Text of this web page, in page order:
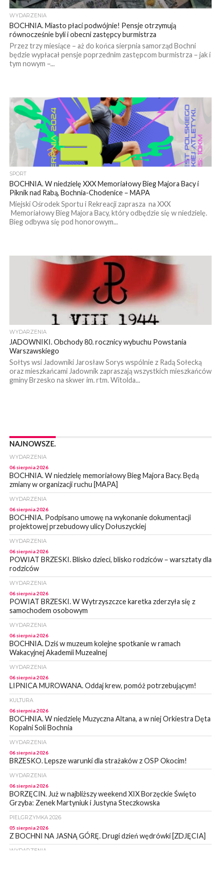
WYDARZENIA
BOCHNIA. Miasto płaci podwójnie! Pensje otrzymują
równocześnie byli i obecni zastępcy burmistrza
Przez trzy miesiące – aż do końca sierpnia samorząd Bochni
będzie wypłacał pensje poprzednim zastępcom burmistrza – jak i
tym nowym –...
SPORT
BOCHNIA. W niedzielę XXX Memoriałowy Bieg Majora Bacy i
Piknik nad Rabą, Bochnia-Chodenice – MAPA
Miejski Ośrodek Sportu i Rekreacji zaprasza na XXX
Memoriałowy Bieg Majora Bacy, który odbędzie się w niedzielę.
Bieg odbywa się pod honorowym...
WYDARZENIA
JADOWNIKI. Obchody 80. rocznicy wybuchu Powstania
Warszawskiego
Sołtys wsi Jadowniki Jarosław Sorys wspólnie z Radą Sołecką
oraz mieszkańcami Jadownik zapraszają wszystkich mieszkańców
gminy Brzesko na skwer im. rtm. Witolda...
NAJNOWSZE.
WYDARZENIA
06 sierpnia 2026
BOCHNIA. W niedzielę memoriałowy Bieg Majora Bacy. Będą
zmiany w organizacji ruchu [MAPA]
WYDARZENIA
06 sierpnia 2026
BOCHNIA. Podpisano umowę na wykonanie dokumentacji
projektowej przebudowy ulicy Dołuszyckiej
WYDARZENIA
06 sierpnia 2026
POWIAT BRZESKI. Blisko dzieci, blisko rodziców – warsztaty dla
rodziców
WYDARZENIA
06 sierpnia 2026
POWIAT BRZESKI. W Wytrzyszczce karetka zderzyła się z
samochodem osobowym
WYDARZENIA
06 sierpnia 2026
BOCHNIA. Dziś w muzeum kolejne spotkanie w ramach
Wakacyjnej Akademii Muzealnej
WYDARZENIA
06 sierpnia 2026
LIPNICA MUROWANA. Oddaj krew, pomóż potrzebującym!
KULTURA
06 sierpnia 2026
BOCHNIA. W niedzielę Muzyczna Altana, a w niej Orkiestra Dęta
Kopalni Soli Bochnia
WYDARZENIA
06 sierpnia 2026
BRZESKO. Lepsze warunki dla strażaków z OSP Okocim!
WYDARZENIA
06 sierpnia 2026
BORZĘCIN. Już w najbliższy weekend XIX Borzęckie Święto
Grzyba: Zenek Martyniuk i Justyna Steczkowska
PIELGRZYMKA 2026
05 sierpnia 2026
Z BOCHNI NA JASNĄ GÓRĘ. Drugi dzień wędrówki [ZDJĘCIA]
WYDARZENIA